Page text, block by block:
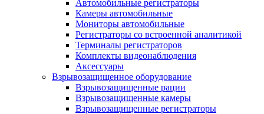
Автомобильные регистраторы
Камеры автомобильные
Мониторы автомобильные
Регистраторы со встроенной аналитикой
Терминалы регистраторов
Комплекты видеонаблюдения
Аксессуары
Взрывозащищенное оборудование
Взрывозащищенные рации
Взрывозащищенные камеры
Взрывозащищенные регистраторы